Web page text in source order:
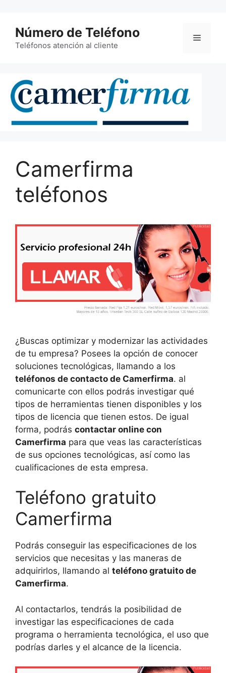
contenido
Número de Teléfono
Teléfonos atención al cliente
Menú
Camerfirma
teléfonos
¿Buscas optimizar y modernizar las actividades
de tu empresa? Posees la opción de conocer
soluciones tecnológicas, llamando a los
teléfonos de contacto de Camerfirma. al
comunicarte con ellos podrás investigar qué
tipos de herramientas tienen disponibles y los
tipos de licencia que tienen estos. De igual
forma, podrás contactar online con
Camerfirma para que veas las características
de sus opciones tecnológicas, así como las
cualificaciones de esta empresa.
Teléfono gratuito
Camerfirma
Podrás conseguir las especificaciones de los
servicios que necesitas y las maneras de
adquirirlos, llamando al teléfono gratuito de
Camerfirma.
Al contactarlos, tendrás la posibilidad de
investigar las especificaciones de cada
programa o herramienta tecnológica, el uso que
podrías darles y el alcance de la licencia.